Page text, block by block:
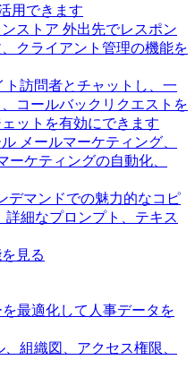
用できます
ストア 外出先でレスポン
クライアント管理の機能を
ト訪問者とチャットし、一
コールバックリクエストを
ットを有効にできます
メールマーケティング、
ーケティングの自動化、
デマンドでの魅力的なコピ
細なプロンプト、テキス
見る
最適化して人事データを
組織図、アクセス権限、